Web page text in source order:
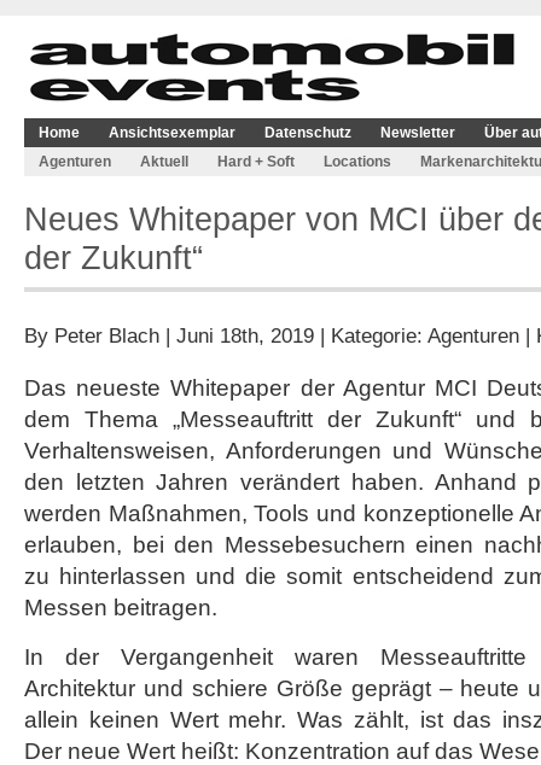
Home Ansichtsexemplar Datenschutz Newsletter
Über
Agenturen
Aktuell Hard + Soft Locations
Neues Whitepaper von MCI über
der Zukunft“
By Peter Blach | Juni 18th, 2019 | Kategorie: Agenturen |
Das neueste Whitepaper der Agentur MCI
dem Thema „Messeauftritt der Zukunft“ und
Verhaltensweisen, Anforderungen und
den letzten Jahren verändert haben. Anhand
werden Maßnahmen, Tools und konzeptionelle
erlauben, bei den Messebesuchern einen
zu hinterlassen und die somit entscheidend
Messen beitragen.
In der Vergangenheit waren
Architektur und schiere Größe geprägt – heute
allein keinen Wert mehr. Was zählt, ist das
Der neue Wert heißt: Konzentration auf das